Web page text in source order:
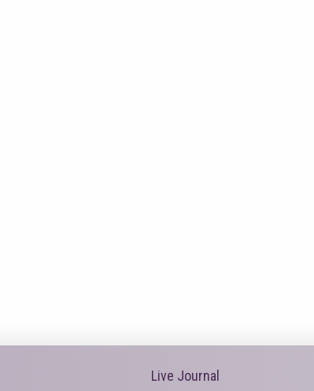
Live Journal